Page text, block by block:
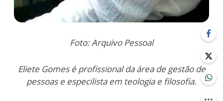
Foto: Arquivo Pessoal
Eliete Gomes é profissional da área de gestão de
pessoas e especilista em teologia e filosofia.